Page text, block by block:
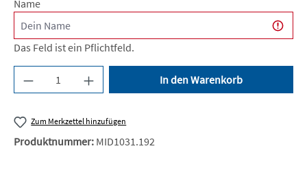
Name
Das Feld ist ein Pflichtfeld.
Produkt Anzahl: Gib den gewünschten Wert
In den Warenkorb
Zum Merkzettel hinzufügen
Produktnummer: MID1031.192